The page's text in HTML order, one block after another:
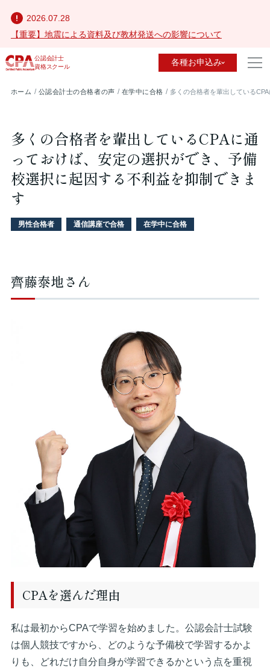
2026.07.28
【重要】地震による資料及び教材発送への影響について
公認会計士
資格スクール
各種お申込み
ホーム 公認会計士の合格者の声 在学中に合格 多くの合格者を輩出している
多くの合格者を輩出しているCPAに通
っておけば、安定の選択ができ、予備
校選択に起因する不利益を抑制できま
す
男性合格者 通信講座で合格 在学中に合格
齊藤泰地さん
CPAを選んだ理由
私は最初からCPAで学習を始めました。公認会計士試験
は個人競技ですから、どのような予備校で学習するかよ
りも、どれだけ自分自身が学習できるかという点を重視